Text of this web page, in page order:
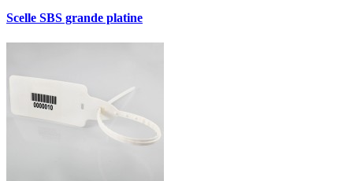
Scelle SBS grande platine